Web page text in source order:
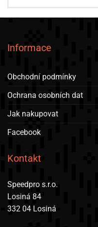
Informace
Obchodní podmínky
Ochrana osobních dat
Jak nakupovat
Facebook
Kontakt
Speedpro s.r.o.
Losiná 84
332 04 Losiná